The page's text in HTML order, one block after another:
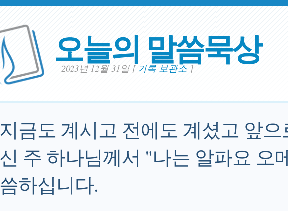
오늘의 말씀묵상
2023년 12월 31일 [기록 보관소]
지금도 계시고 전에도 계셨고 앞
신 주 하나님께서 "나는 알파요 오
씀하십니다.